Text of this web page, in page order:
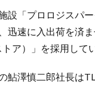
設「プロロジスパ
迅速に入出荷を済
ア）」を採用して
鮎澤慎二郎社長は